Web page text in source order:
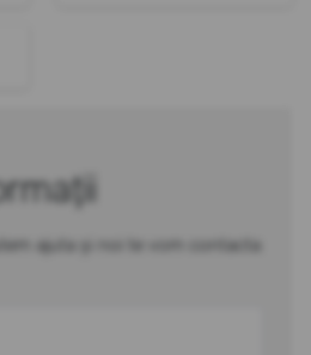
ajuta și noi te vom contacta